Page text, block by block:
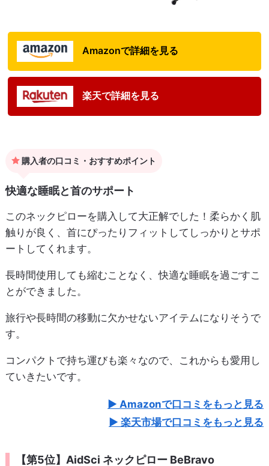
Amazonで詳細を見る
楽天で詳細を見る
購入者の口コミ・おすすめポイント
快適な睡眠と首のサポート
このネックピローを購入して大正解でした！柔らかく肌
触りが良く、首にぴったりフィットしてしっかりとサポ
ートしてくれます。
長時間使用しても縮むことなく、快適な睡眠を過ごすこ
とができました。
旅行や長時間の移動に欠かせないアイテムになりそうで
す。
コンパクトで持ち運びも楽々なので、これからも愛用し
ていきたいです。
Amazonで口コミをもっと見る
楽天市場で口コミをもっと見る
【第5位】AidSci ネックピロー BeBravo